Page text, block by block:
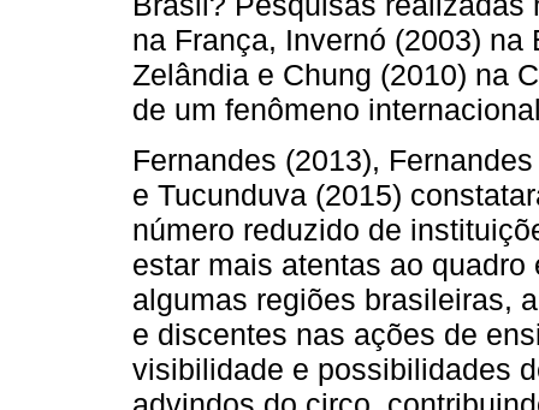
na França, Invernó (2003)
Zelândia e Chung (2010) na
de um fenômeno
Fernandes (2013),
e Tucunduva (2015)
número reduzido de
estar mais atentas ao
algumas regiões brasileiras,
e discentes nas ações de
visibilidade e possibilidades